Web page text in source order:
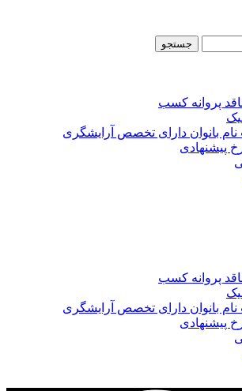
جستجو
پروانه کسب
بانوان دارای تخصص آرایشگری
پیشنهادی
پروانه کسب
بانوان دارای تخصص آرایشگری
پیشنهادی